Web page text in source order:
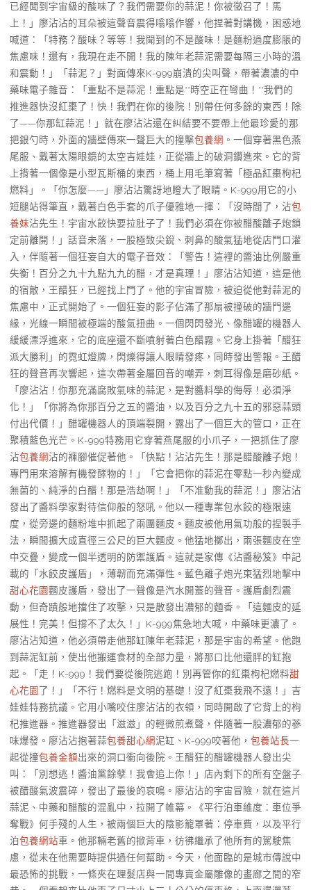
已經聞到宇宙級的酸味了？我們需要你的蒜泥！你被徵召了！馬
上！」廖沾沾的耳朵被這聲音震得嗡嗡作響，他捏著對講機，困惑地
喊道：「特務？酸味？等等！我聞到的不是酸味！是麵粉過度膨脹的
焦慮味！還有，我現在走不開！我的陳年老蒜泥需要每隔三小時的溫
和震動！」「蒜泥？」對面傳來K-999崩潰的尖叫聲，帶著濃濃的中
藥味電子雜音：「重點不是蒜泥！重點是**時空正在彎曲！**我們的
推進器快沒紅棗了！快！我們在你的後院！別帶任何多餘的東西！除
了——你那缸蒜泥！」就在廖沾沾還在糾結要不要帶上他最珍愛的那
把銀勺時，外面的牆壁傳來一聲巨大的撞擊包養網 。一個穿著黑色燕
尾服、戴著太陽眼鏡的太空吉娃娃，正從牆上的破洞鑽進來。它的背
上揹著一個像是小型瓦斯桶的東西，桶上用毛筆寫著「極品紅棗枸杞
燃料」。「你怎麼——」廖沾沾驚訝地瞪大了眼睛。K-999用它的小
短腿站得筆直，戴著白色手套的爪子優雅地一揮：「沒時間了，沾包
養妹沾先生！宇宙水餃快要拉肚子了！我們必須在你被醋酸離子炮鎖
定前離開！」話音未落，一股極致尖銳、刺鼻的酸氣猛地從店門口灌
入，伴隨著一個狂妄自大的電子音效：「警告！這裡的醬油比例嚴重
失衡！百分之九十九點九九的醋，才是真理！」廖沾沾知道，這是他
的宿敵，王醋狂，已經找上門了。他的宇宙冒險，被迫從他對蒜泥的
焦慮中，正式開始了。一個狂妄的影子佔滿了那扇被撞破的牆門邊
緣，光線一瞬間被極端的酸氣扭曲。一個閃閃發光、像醋罐的機器人
緩緩漂浮進來，它的底座還不斷噴射著白色醋霧。它身上掛著「醋狂
派大勝利」的霓虹燈牌，閃爍得讓人眼睛發疼，同時發出警報。王醋
狂的聲音再次響起，這次帶著金屬回音的嘲弄，刺耳得像是磨砂紙。
「廖沾沾！你那充滿腐敗氣味的蒜泥，是對醬料學的侮辱！必須淨
化！」「你將為你那百分之五的醬油，以及百分之九十五的邪惡蒜頭
付出代價！」醋罐機器人的頂端裂開，露出了一個巨大的管口，正在
聚積藍色光芒。K-999特務用它穿著燕尾服的小爪子，一把抓住了廖
沾包養網沾的褲腳催促著他。「快點！沾沾先生！那是醋酸離子炮！
專門用來溶解有機發酵物的！」「它會把你的蒜泥在零點一秒內變成
無菌的、純淨的白醋！那是浩劫啊！」「不准動我的蒜泥！」廖沾沾
發出了醬料學家對待信仰般的怒吼。他以一種專業包水餃的極限速
度，從旁邊的麵粉堆中抓起了兩團麵皮。麵皮被他用氣功般的捏製手
法，瞬間擴大成直徑三公尺的巨大麵皮。他猛地擲出，兩張麵皮在空
中交疊，變成一個半透明的防禦護盾。這就是家傳《沾醬秘笈》中記
載的「水餃皮護盾」，薄韌而充滿彈性。藍色離子炮光束猛烈地擊中
甜心花園麵皮護盾，發出了一聲像是汽水開蓋的聲音。護盾劇烈震
動，但奇蹟般地擋住了攻擊，只是散發出濃郁的麵香。「這麵皮的延
展性！完美！但撐不了太久！」K-999焦急地大喊，中藥味更濃了。
廖沾沾知道，他必須帶走他那缸陳年老蒜泥，那是宇宙的希望。他跑
到蒜泥缸前，使出他搬運食材的全部力量，將那口比他還胖的缸抱
起。「走！K-999！我們要從後院逃跑！別再管你的紅棗枸杞燃料甜
心花園了！」「不行！燃料是文明的基礎！沒了紅棗我飛不遠！」吉
娃娃特務抗議。它用小嘴咬住廖沾沾的衣領，同時開啟了它背上的枸
杞推進器。推進器發出「滋滋」的輕微煎煮聲，伴隨著一股濃郁的蔘
味爆發。廖沾沾抱著蒜包養甜心網泥缸、K-999咬著他， 包養站長一
起從撞包養金額出來的洞口衝向後院。王醋狂的醋罐機器人發出尖
叫：「別想逃！醬油黨餘孽！我會追上你！」店內剩下的所有空盤子
被醋酸氣波震碎，發出了最後的哀鳴。廖沾沾的宇宙冒險，就在這片
蒜泥、中藥和醋酸的混亂中，拉開了帷幕。《平行泊車維度：車位爭
奪戰》何手殘的人生，被兩個巨大的陰影籠罩著：停車費，以及平行
泊包養網站車。他那輛老舊的掀背車，彷彿繼承了他所有的駕駛焦
慮，從未在他需要時提供過任何幫助。今天，他面臨的是城市傳說中
最恐怖的挑戰，一條夾在理髮店與一間專賣金屬雕像的畫廊之間的窄